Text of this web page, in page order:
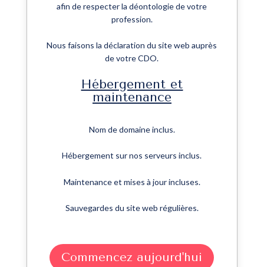
afin de respecter la déontologie de votre
profession.
Nous faisons la déclaration du site web auprès
de votre CDO.
Hébergement et
maintenance
Nom de domaine inclus.
Hébergement sur nos serveurs inclus.
Maintenance et mises à jour incluses.
Sauvegardes du site web régulières.
Commencez aujourd'hui